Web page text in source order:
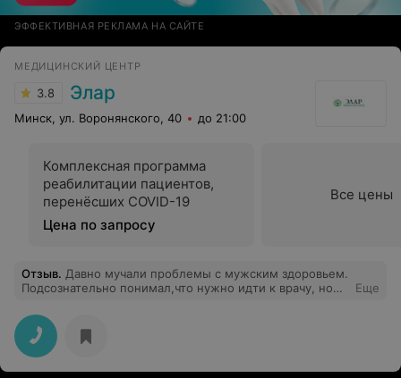
ЭФФЕКТИВНАЯ РЕКЛАМА НА САЙТЕ
МЕДИЦИНСКИЙ ЦЕНТР
3.8 Элар
Минск, ул. Воронянского, 40 до 21:00
Комплексная программа
реабилитации пациентов,
перенёсших COVID-19
Цена по запросу
Все цены
Отзыв. Давно мучали проблемы с мужским здоровьем.
Подсознательно понимал,что нужно идти к врачу, но
уролог Прадхан Сиддхарт! Отличный врач,хороший
душевный человек. Войдя в кабинет,поговорив минуту,
всё стеснение само собой пропало, лечение назначил
грамотно,и уже через пару дней приема лекарств,
результат начал появляться. Единственное,о чем
Еще